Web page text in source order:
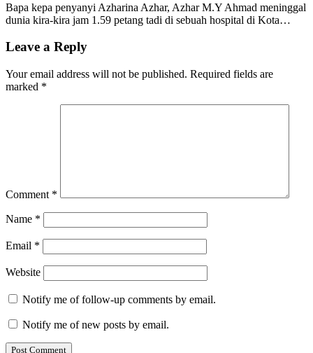
Bapa kepa penyanyi Azharina Azhar, Azhar M.Y Ahmad meninggal
dunia kira-kira jam 1.59 petang tadi di sebuah hospital di Kota…
Leave a Reply
Your email address will not be published. Required fields are
marked *
Comment *
Name *
Email *
Website
Notify me of follow-up comments by email.
Notify me of new posts by email.